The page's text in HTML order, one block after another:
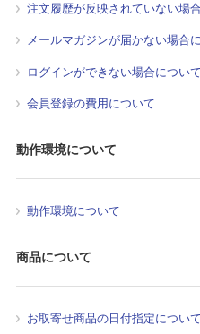
注文履歴が反映されていない場
メールマガジンが届かない場合
ログインができない場合について
会員登録の費用について
動作環境について
動作環境について
商品について
お取寄せ商品の日付指定について